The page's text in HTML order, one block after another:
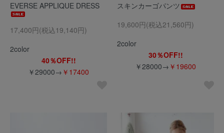
EVERSE APPLIQUE DRESS
17,400円(税込19,140円)
2color
40％OFF!!
￥29000→ ￥17400
スキンカーゴパンツ
19,600円(税込21,560円)
2color
30％OFF!!
￥28000→ ￥19600